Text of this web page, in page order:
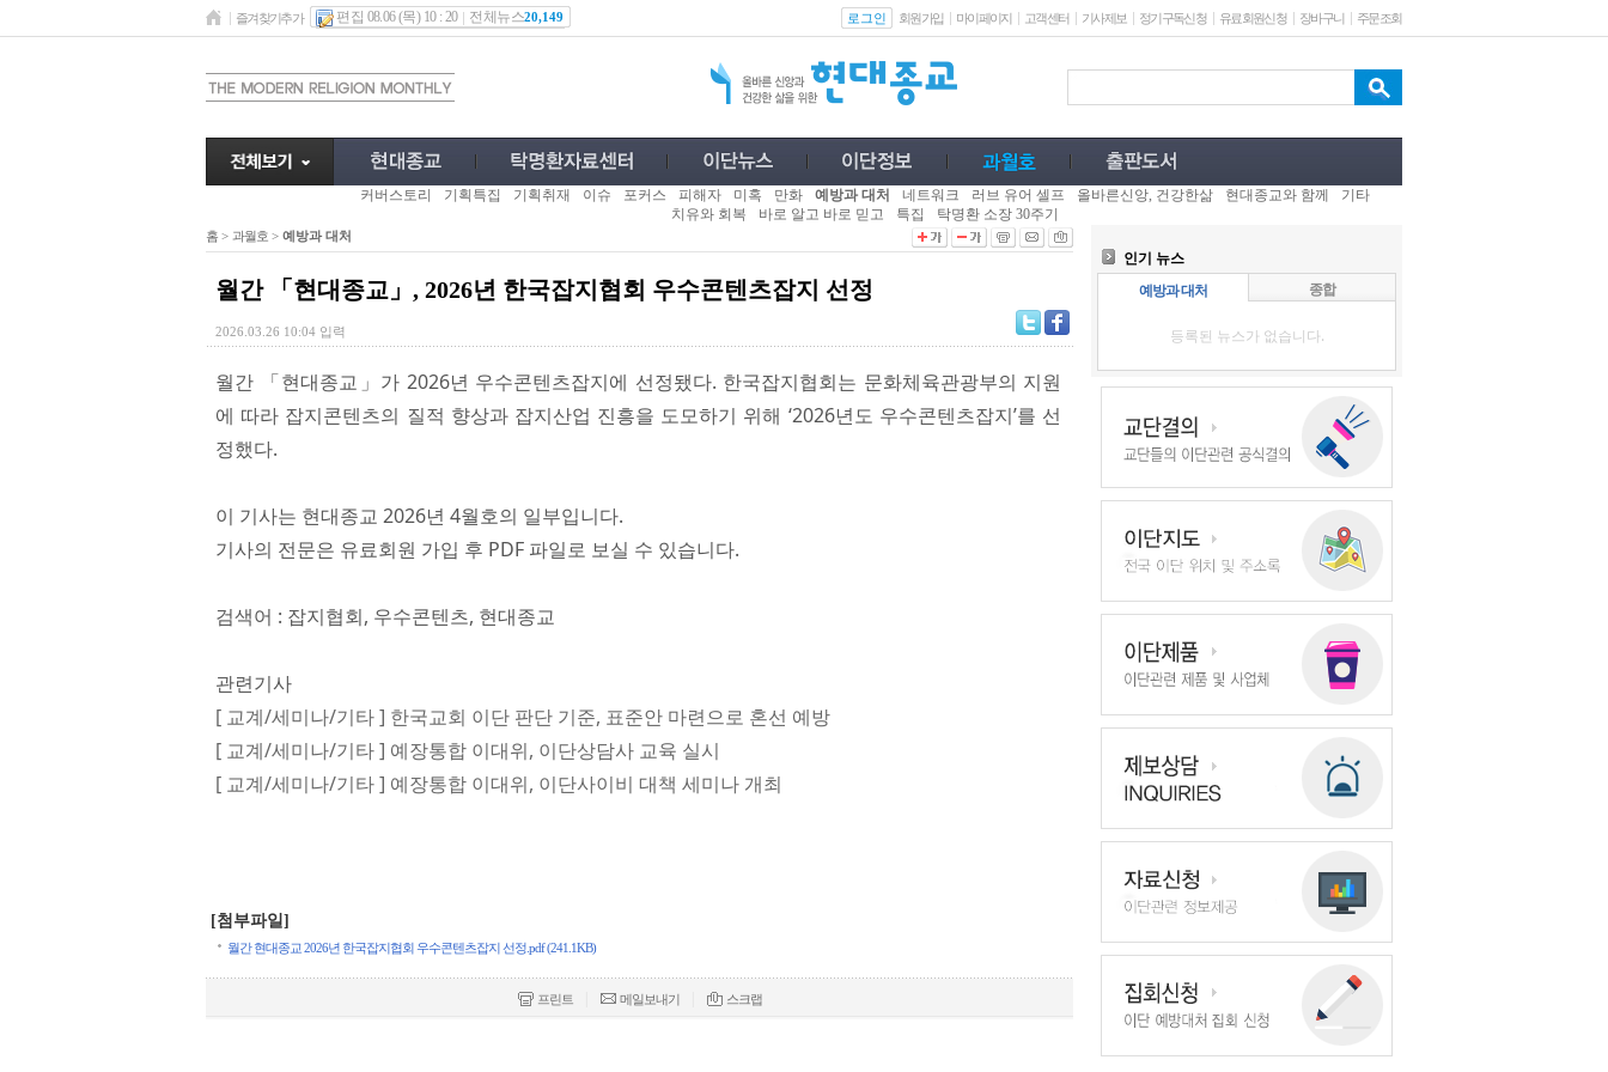
즐겨찾기추가 편집 08.06 (목) 10 : 20 전체뉴스20,149 로그인 회원가입 마이페이지 고객센터 기사제보 정기구독신청 유료회원신청 장바구니 주문조회
커버스토리 기획특집 기획취재 이슈 포커스 피해자 미혹 만화 예방과 대처 네트워크 러브 유어 셀프 올바른신앙, 건강한삶 현대종교와 함께
기타
치유와 회복
바로 알고 바로 믿고 특집 탁명환 소장 30주기
홈 > 과월호 > 예방과 대처
월간 「현대종교」, 2026년 한국잡지협회 우수콘텐츠잡지 선정
2026.03.26 10:04 입력
월간 「현대종교」가 2026년 우수콘텐츠잡지에 선정됐다. 한국잡지협회는 문화체육관광부의 지원
에 따라 잡지콘텐츠의 질적 향상과 잡지산업 진흥을 도모하기 위해 ‘2026년도 우수콘텐츠잡지’를 선
정했다.
이 기사는 현대종교 2026년 4월호의 일부입니다.
기사의 전문은 유료회원 가입 후 PDF 파일로 보실 수 있습니다.
검색어 : 잡지협회, 우수콘텐츠, 현대종교
관련기사
[ 교계/세미나/기타 ] 한국교회 이단 판단 기준, 표준안 마련으로 혼선 예방
[ 교계/세미나/기타 ] 예장통합 이대위, 이단상담사 교육 실시
[ 교계/세미나/기타 ] 예장통합 이대위, 이단사이비 대책 세미나 개최
[첨부파일]
월간 현대종교 2026년 한국잡지협회 우수콘텐츠잡지 선정.pdf (241.1KB)
프린트 메일보내기 스크랩
인기 뉴스
예방과 대처
종합
등록된 뉴스가 없습니다.